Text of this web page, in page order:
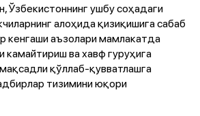
Ўзбекистоннинг ушбу соҳадаги
алоҳида қизиқишига сабаб
кенгаши аъзолари мамлакатда
камайтириш ва хавф гуруҳига
қўллаб-қувватлашга
тизимини юқори